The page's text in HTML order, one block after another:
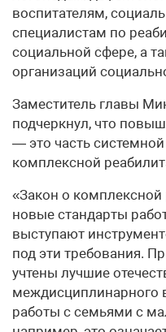
воспитателям,
специалистам по
социальной сфере, а
организаций
Заместитель главы
подчеркнул, что
— это часть
комплексной
«Закон о комплексной
новые стандарты
выступают
под эти требования.
учтены лучшие
междисциплинарного
работы с семьями c